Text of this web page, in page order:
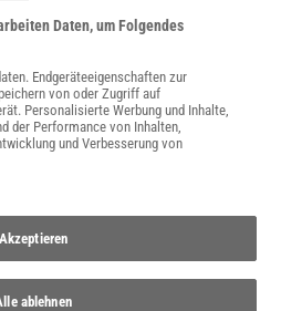
Daten, um Folgendes
Endgeräteeigenschaften zur
von oder Zugriff auf
Personalisierte Werbung und Inhalte,
der Performance von Inhalten,
und Verbesserung von
Akzeptieren
ablehnen